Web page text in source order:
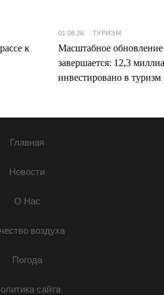
к
01.08.26 ТУРИЗМ
Масштабное
завершается: 12,3
инвестировано в туризм
Главная
Новости
О Нас
воздуха
Погода
сайта